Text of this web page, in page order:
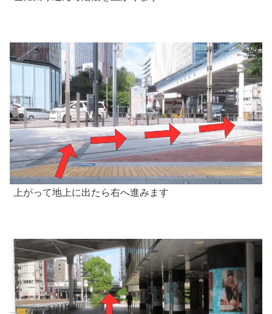
上がって地上に出たら右へ進みます